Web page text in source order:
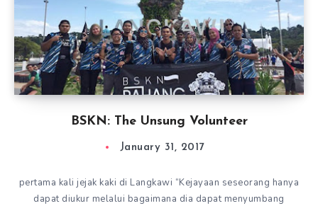
BSKN: The Unsung Volunteer
January 31, 2017
pertama kali jejak kaki di Langkawi “Kejayaan seseorang hanya
dapat diukur melalui bagaimana dia dapat menyumbang